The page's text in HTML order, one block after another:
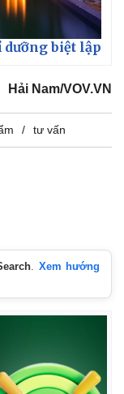
dưỡng biệt lập
Hải Nam/VOV.VN
tư vấn
. Xem hướng